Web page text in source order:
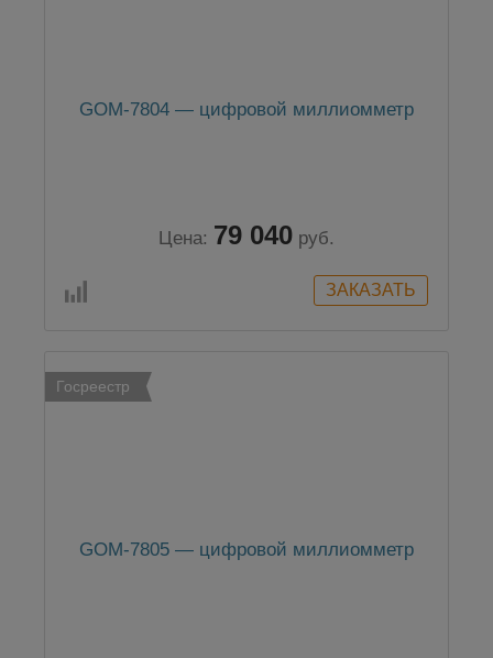
GOM-7804 — цифровой миллиомметр
Цена: 79 040 руб.
Госреестр
GOM-7805 — цифровой миллиомметр